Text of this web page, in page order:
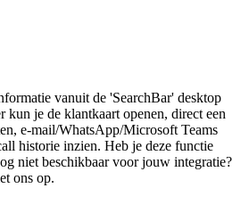
vanuit de 'SearchBar' desktop
kun je de klantkaart openen, direct een
e-mail/WhatsApp/Microsoft Teams
historie inzien. Heb je deze functie
niet beschikbaar voor jouw integratie?
ons op.